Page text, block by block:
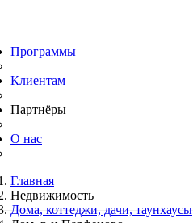
Программы
Клиентам
Партнёры
О нас
Главная
Недвижимость
Дома, коттеджи, дачи, таунхаусы